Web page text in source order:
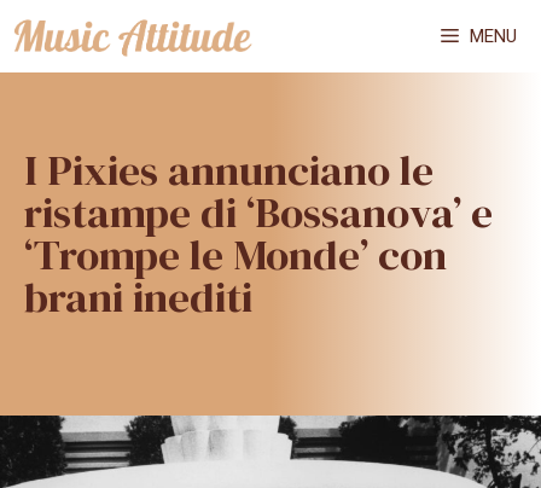
Vai
al
MENU
I Pixies annunciano le
ristampe di ‘Bossanova’ e
‘Trompe le Monde’ con
brani inediti